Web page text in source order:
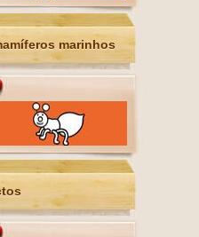
marinhos